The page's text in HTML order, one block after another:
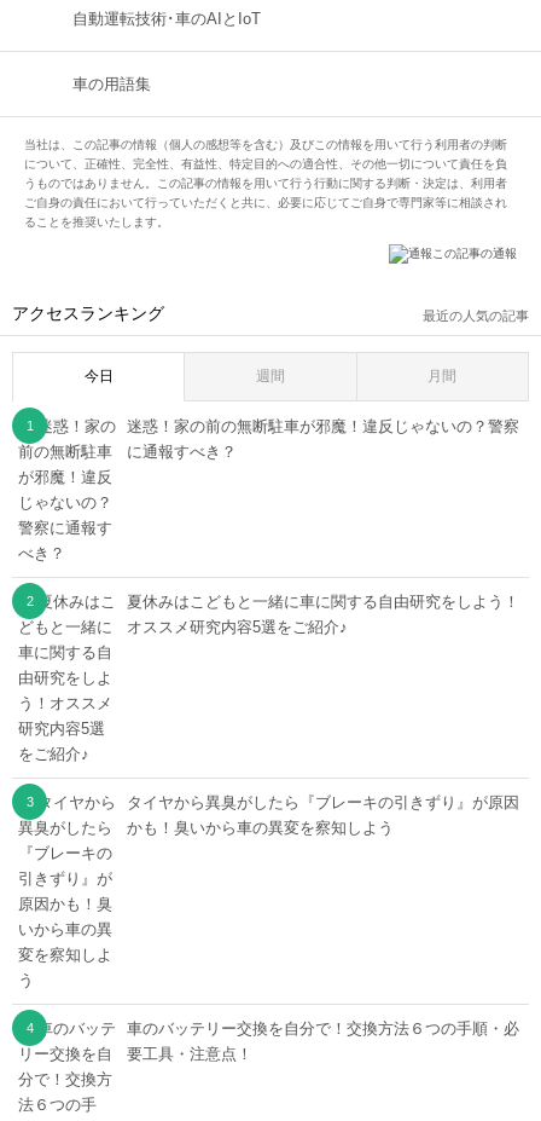
自動運転技術･車のAIとIoT
車の用語集
当社は、この記事の情報（個人の感想等を含む）及びこの情報を用いて行う利用者の判断
について、正確性、完全性、有益性、特定目的への適合性、その他一切について責任を負
うものではありません。この記事の情報を用いて行う行動に関する判断・決定は、利用者
ご自身の責任において行っていただくと共に、必要に応じてご自身で専門家等に相談され
ることを推奨いたします。
この記事の通報
アクセスランキング 最近の人気の記事
今日 週間 月間
迷惑！家の前の無断駐車が邪魔！違反じゃないの？警察
に通報すべき？
夏休みはこどもと一緒に車に関する自由研究をしよう！
オススメ研究内容5選をご紹介♪
タイヤから異臭がしたら『ブレーキの引きずり』が原因
かも！臭いから車の異変を察知しよう
車のバッテリー交換を自分で！交換方法６つの手順・必
要工具・注意点！